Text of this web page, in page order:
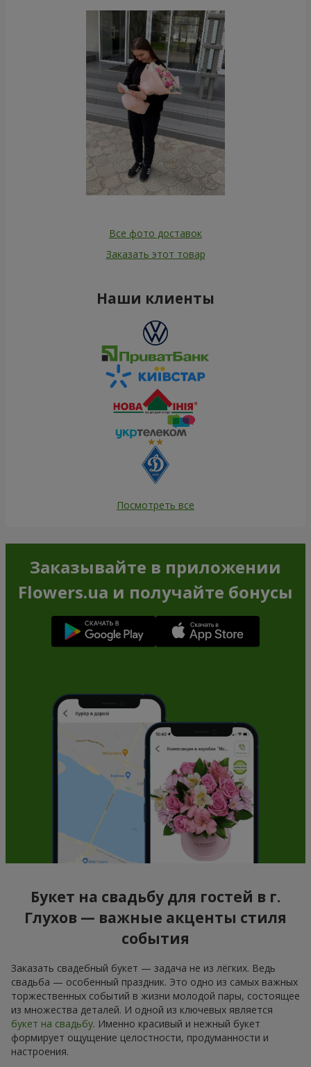
Все фото доставок
Заказать этот товар
Наши клиенты
Посмотреть все
Заказывайте в приложении
Flowers.ua и получайте бонусы
Букет на свадьбу для гостей в г.
Глухов — важные акценты стиля
события
Заказать свадебный букет — задача не из лёгких. Ведь
свадьба — особенный праздник. Это одно из самых важных
торжественных событий в жизни молодой пары, состоящее
из множества деталей. И одной из ключевых является
букет на свадьбу. Именно красивый и нежный букет
формирует ощущение целостности, продуманности и
настроения.